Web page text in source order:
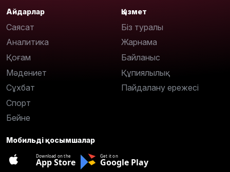
Айдарлар
Саясат
Аналитика
Қоғам
Мәдениет
Сұхбат
Спорт
Бейне
Қызмет
Біз туралы
Жарнама
Байланыс
Құпиялылық
Пайдалану ережесі
Мобильді қосымшалар
Download on the
App Store
Get it on
Google Play